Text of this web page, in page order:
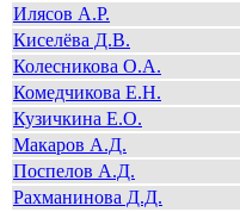
Илясов А.Р.
Киселёва Д.В.
Колесникова О.А.
Комедчикова Е.Н.
Кузичкина Е.О.
Макаров А.Д.
Поспелов А.Д.
Рахманинова Д.Д.